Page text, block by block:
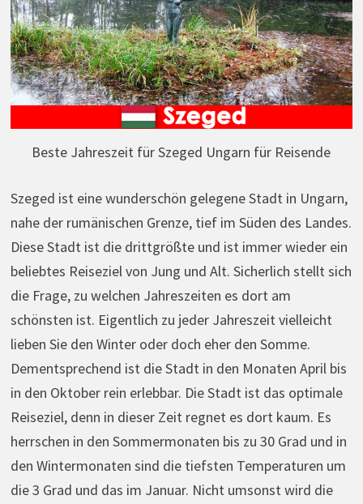
Beste Jahreszeit für Szeged Ungarn für Reisende
Szeged ist eine wunderschön gelegene Stadt in Ungarn,
nahe der rumänischen Grenze, tief im Süden des Landes.
Diese Stadt ist die drittgrößte und ist immer wieder ein
beliebtes Reiseziel von Jung und Alt. Sicherlich stellt sich
die Frage, zu welchen Jahreszeiten es dort am
schönsten ist. Eigentlich zu jeder Jahreszeit vielleicht
lieben Sie den Winter oder doch eher den Somme.
Dementsprechend ist die Stadt in den Monaten April bis
in den Oktober rein erlebbar. Die Stadt ist das optimale
Reiseziel, denn in dieser Zeit regnet es dort kaum. Es
herrschen in den Sommermonaten bis zu 30 Grad und in
den Wintermonaten sind die tiefsten Temperaturen um
die 3 Grad und das im Januar. Nicht umsonst wird die